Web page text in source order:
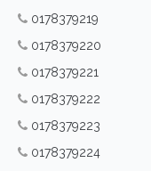
0178379219
0178379220
0178379221
0178379222
0178379223
0178379224